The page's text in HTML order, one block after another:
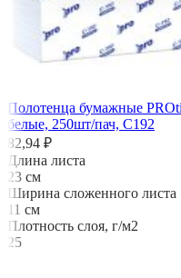
Полотенца бумажные
белые, 250шт/пач, С192
82,94 ₽
Длина листа
23 см
Ширина сложенного листа
11 см
Плотность слоя, г/м2
25